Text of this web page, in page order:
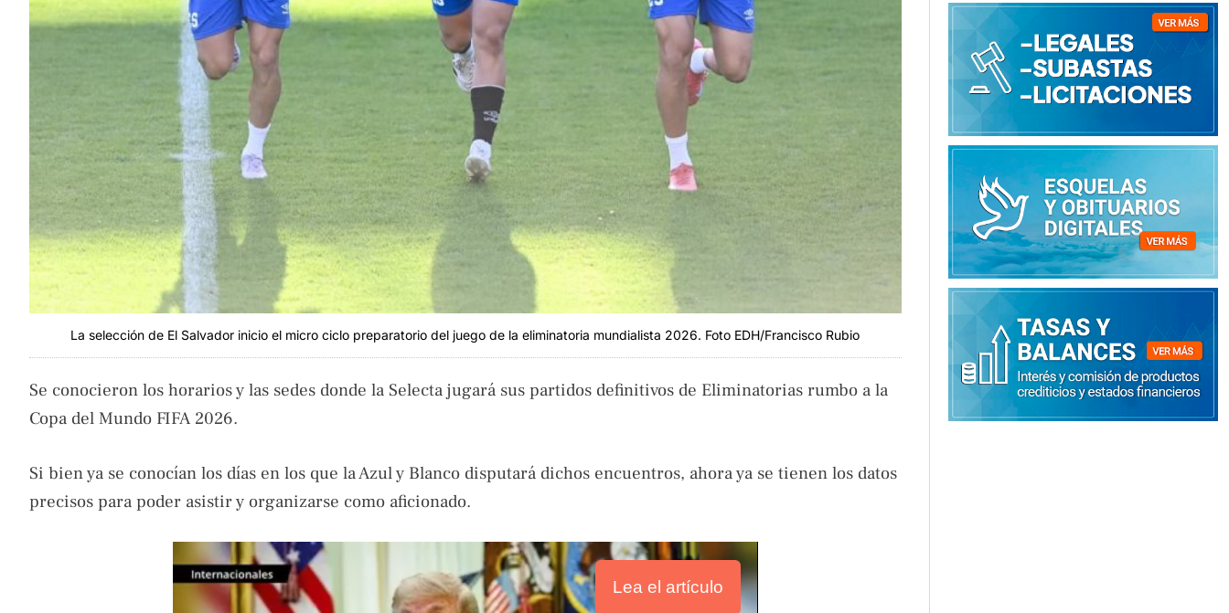
La selección de El Salvador inicio el micro ciclo preparatorio del juego de la eliminatoria mundialista 2026. Foto EDH/Francisco Rubio
Se conocieron los horarios y las sedes donde la Selecta jugará sus partidos definitivos de Eliminatorias rumbo a la
Copa del Mundo FIFA 2026.
Si bien ya se conocían los días en los que la Azul y Blanco disputará dichos encuentros, ahora ya se tienen los datos
precisos para poder asistir y organizarse como aficionado.
Lea el artículo